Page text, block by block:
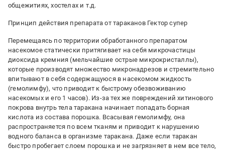
общежитиях, хостелах и т.д.
Принцип действия препарата от тараканов Гектор супер
Перемещаясь по территории обработанного препаратом
насекомое статически притягивает на себя микрочастицы
диоксида кремния (мельчайшие острые микрокристаллы),
которые производят множество микронадрезов и стремительно
впитывают в себя содержащуюся в насекомом жидкость
(гемолимфу), что приводит к быстрому обезвоживанию
насекомых и его 1 часов). Из-за тех же повреждений хитинового
покрова внутрь тела таракана начинает попадать борная
кислота из состава порошка. Всасывая гемолимфу, она
распространяется по всем тканям и приводит к нарушению
водного баланса в организме таракана. Даже если таракан
быстро пробегает слоем порошка и не загрязняет в нем все тело,